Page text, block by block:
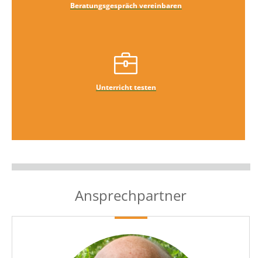
Beratungsgespräch vereinbaren
Unterricht testen
Ansprechpartner